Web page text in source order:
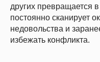
других превращается
постоянно сканирует
недовольства и
избежать конфликта.